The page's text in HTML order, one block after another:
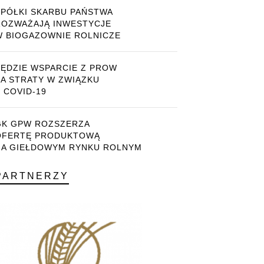
SKARBU PAŃSTWA
INWESTYCJE
BIOGAZOWNIE ROLNICZE
WSPARCIE Z PROW
STRATY W ZWIĄZKU
COVID-19
GPW ROZSZERZA
PRODUKTOWĄ
GIEŁDOWYM RYNKU ROLNYM